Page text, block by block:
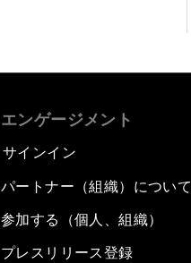
エンゲージメント
サインイン
パートナー（組織）について
参加する（個人、組織）
プレスリリース登録